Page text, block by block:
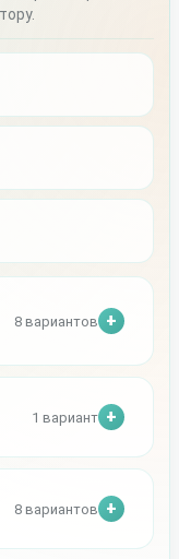
8 вариантов
1 вариант
8 вариантов